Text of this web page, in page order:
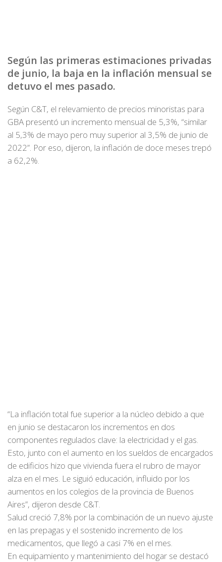
Según las primeras estimaciones privadas
de junio, la baja en la inflación mensual se
detuvo el mes pasado.
Según C&T, el relevamiento de precios minoristas para
GBA presentó un incremento mensual de 5,3%, “similar
al 5,3% de mayo pero muy superior al 3,5% de junio de
2022”. Por eso, dijeron, la inflación de doce meses trepó
a 62,2%.
“La inflación total fue superior a la núcleo debido a que
en junio se destacaron los incrementos en dos
componentes regulados clave: la electricidad y el gas.
Esto, junto con el aumento en los sueldos de encargados
de edificios hizo que vivienda fuera el rubro de mayor
alza en el mes. Le siguió educación, influido por los
aumentos en los colegios de la provincia de Buenos
Aires”, dijeron desde C&T.
Salud creció 7,8% por la combinación de un nuevo ajuste
en las prepagas y el sostenido incremento de los
medicamentos, que llegó a casi 7% en el mes.
En equipamiento y mantenimiento del hogar se destacó